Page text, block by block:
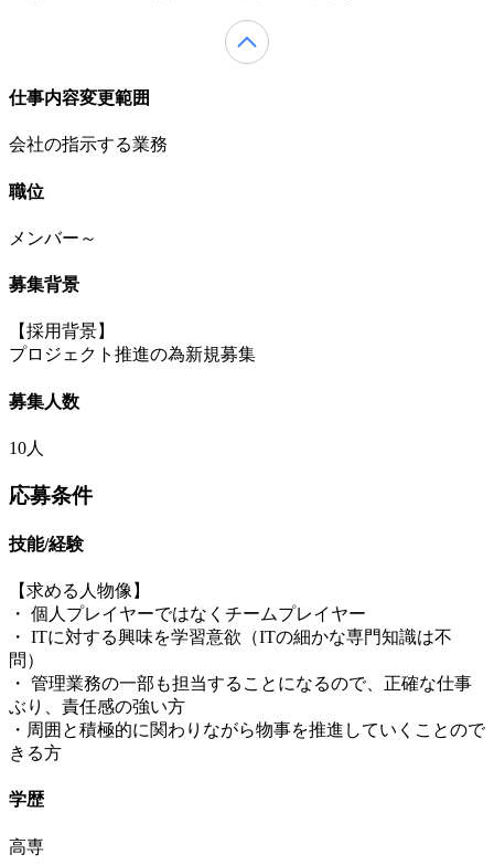
仕事内容変更範囲
会社の指示する業務
職位
メンバー～
募集背景
【採用背景】
プロジェクト推進の為新規募集
募集人数
10人
応募条件
技能/経験
【求める人物像】
・ 個人プレイヤーではなくチームプレイヤー
・ ITに対する興味を学習意欲（ITの細かな専門知識は不
問）
・ 管理業務の一部も担当することになるので、正確な仕事
ぶり、責任感の強い方
・周囲と積極的に関わりながら物事を推進していくことので
きる方
学歴
高専